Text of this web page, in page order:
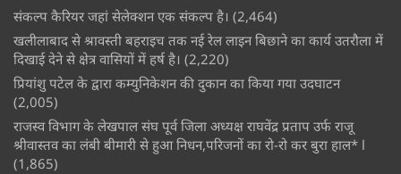
संकल्प कैरियर जहां सेलेक्शन एक संकल्प है। (2,464)
खलीलाबाद से श्रावस्ती बहराइच तक नई रेल लाइन बिछाने का कार्य उतरौला में
दिखाई देने से क्षेत्र वासियों में हर्ष है। (2,220)
प्रियांशु पटेल के द्वारा कम्युनिकेशन की दुकान का किया गया उदघाटन
(2,005)
राजस्व विभाग के लेखपाल संघ पूर्व जिला अध्यक्ष राघवेंद्र प्रताप उर्फ राजू
श्रीवास्तव का लंबी बीमारी से हुआ निधन,परिजनों का रो-रो कर बुरा हाल* l
(1,865)